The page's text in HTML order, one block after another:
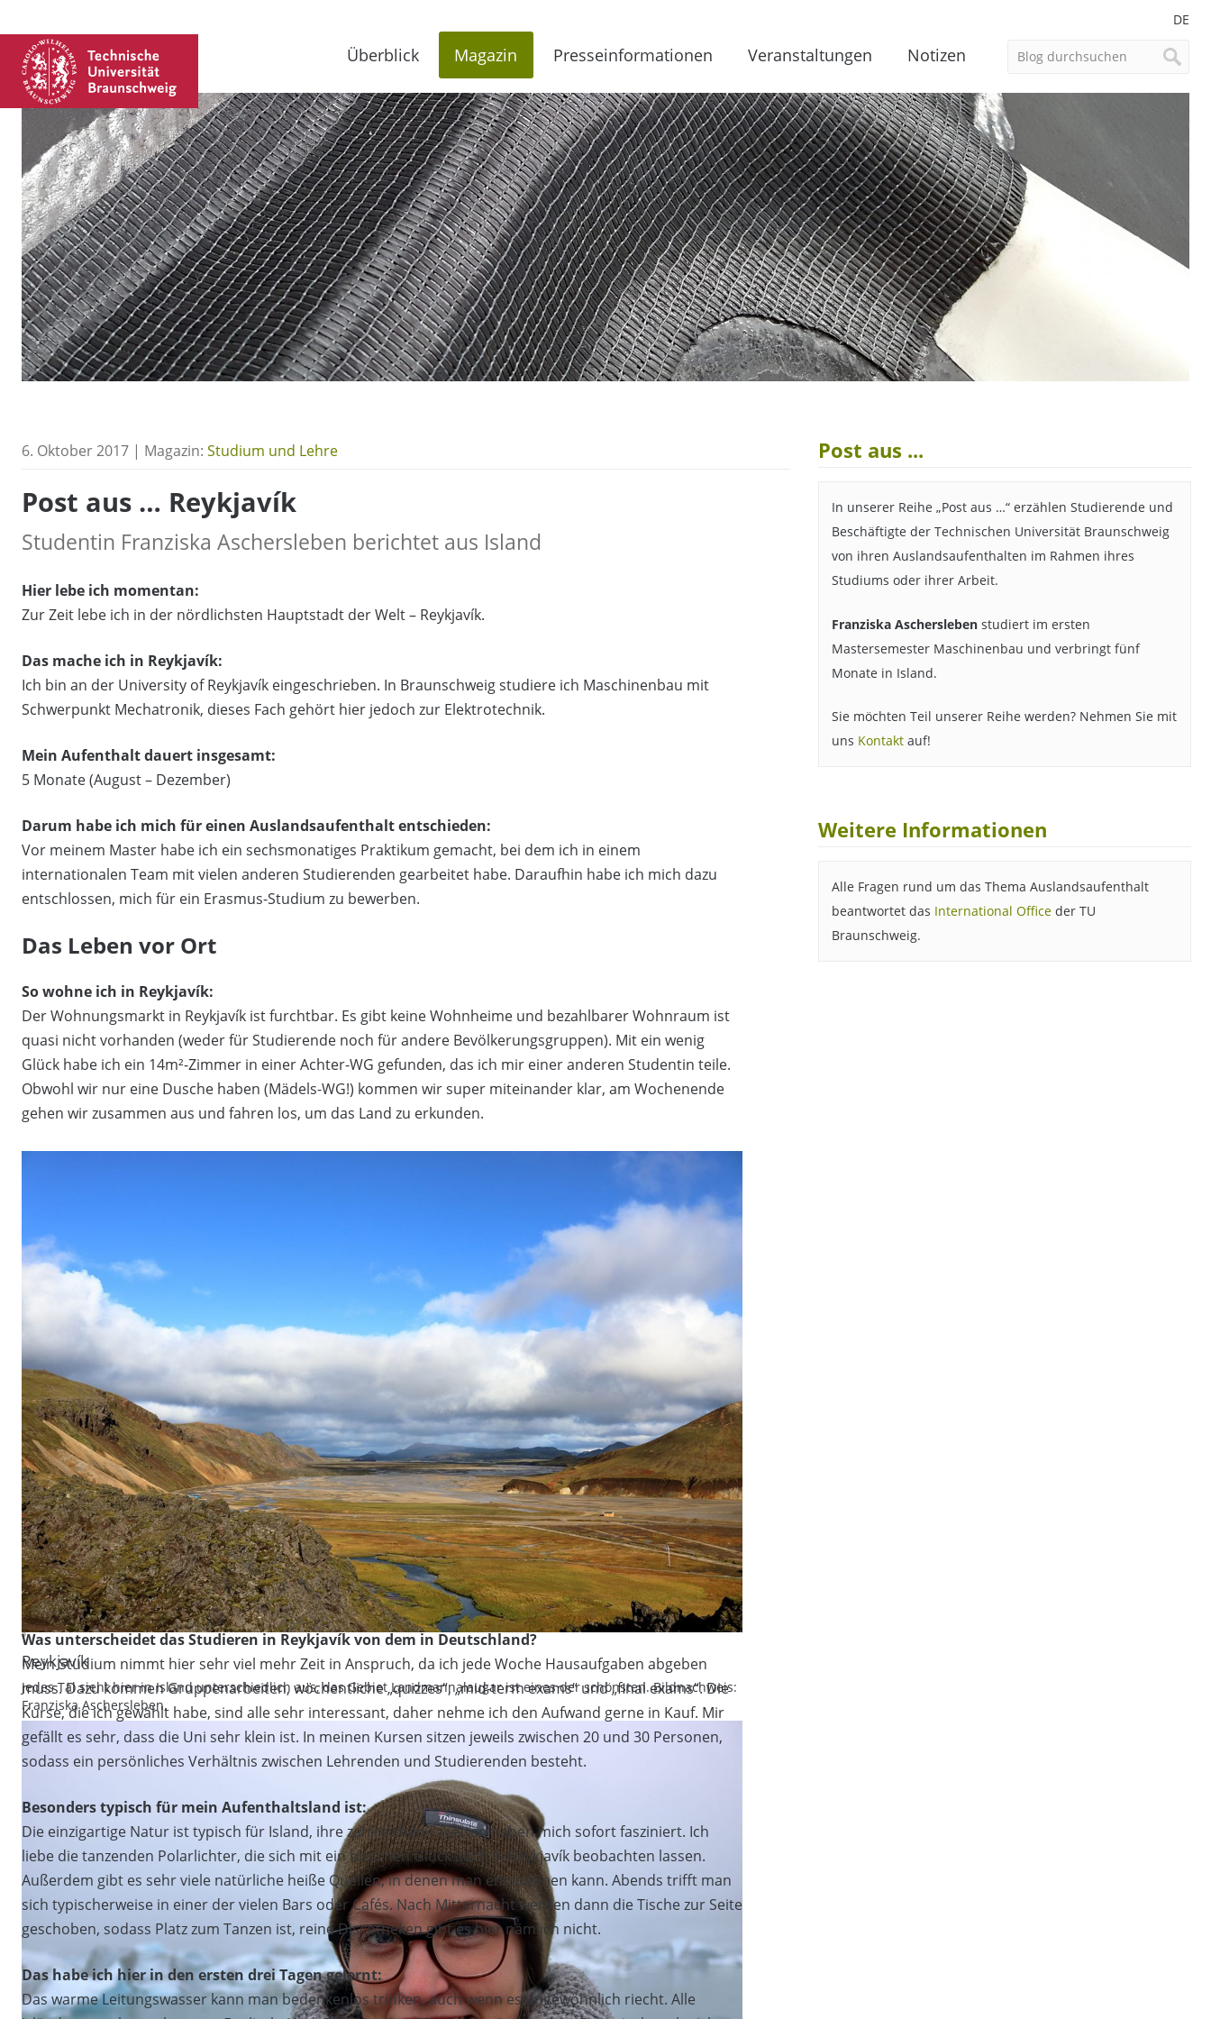
DE
Überblick Magazin Presseinformationen Veranstaltungen Notizen
6. Oktober 2017 | Magazin: Studium und Lehre
Post aus … Reykjavík
Studentin Franziska Aschersleben berichtet aus Island
Hier lebe ich momentan:
Zur Zeit lebe ich in der nördlichsten Hauptstadt der Welt – Reykjavík.
Das mache ich in Reykjavík:
Ich bin an der University of Reykjavík eingeschrieben. In Braunschweig studiere ich Maschinenbau mit
Schwerpunkt Mechatronik, dieses Fach gehört hier jedoch zur Elektrotechnik.
Mein Aufenthalt dauert insgesamt:
5 Monate (August – Dezember)
Darum habe ich mich für einen Auslandsaufenthalt entschieden:
Vor meinem Master habe ich ein sechsmonatiges Praktikum gemacht, bei dem ich in einem
internationalen Team mit vielen anderen Studierenden gearbeitet habe. Daraufhin habe ich mich dazu
entschlossen, mich für ein Erasmus-Studium zu bewerben.
Das Leben vor Ort
So wohne ich in Reykjavík:
Der Wohnungsmarkt in Reykjavík ist furchtbar. Es gibt keine Wohnheime und bezahlbarer Wohnraum ist
quasi nicht vorhanden (weder für Studierende noch für andere Bevölkerungsgruppen). Mit ein wenig
Glück habe ich ein 14m²-Zimmer in einer Achter-WG gefunden, das ich mir einer anderen Studentin teile.
Obwohl wir nur eine Dusche haben (Mädels-WG!) kommen wir super miteinander klar, am Wochenende
gehen wir zusammen aus und fahren los, um das Land zu erkunden.
Reykjavík
Jedes Tal sieht hier in Island unterschiedlich aus, das Gebiet Landmannalaugar ist eines der schönsten. Bildnachweis:
Franziska Aschersleben.
Was unterscheidet das Studieren in Reykjavík von dem in Deutschland?
Mein Studium nimmt hier sehr viel mehr Zeit in Anspruch, da ich jede Woche Hausaufgaben abgeben
muss. Dazu kommen Gruppenarbeiten, wöchentliche „quizzes“, „mid-term exams“ und „final exams“. Die
Kurse, die ich gewählt habe, sind alle sehr interessant, daher nehme ich den Aufwand gerne in Kauf. Mir
gefällt es sehr, dass die Uni sehr klein ist. In meinen Kursen sitzen jeweils zwischen 20 und 30 Personen,
sodass ein persönliches Verhältnis zwischen Lehrenden und Studierenden besteht.
Besonders typisch für mein Aufenthaltsland ist:
Die einzigartige Natur ist typisch für Island, ihre zahlreichen Facetten haben mich sofort fasziniert. Ich
liebe die tanzenden Polarlichter, die sich mit ein bisschen Glück auch in Reykjavík beobachten lassen.
Außerdem gibt es sehr viele natürliche heiße Quellen, in denen man entspannen kann. Abends trifft man
sich typischerweise in einer der vielen Bars oder Cafés. Nach Mitternacht werden dann die Tische zur Seite
geschoben, sodass Platz zum Tanzen ist, reine Discotheken gibt es hier nämlich nicht.
Das habe ich hier in den ersten drei Tagen gelernt:
Das warme Leitungswasser kann man bedenkenlos trinken, auch wenn es ungewöhnlich riecht. Alle
Post aus ...
In unserer Reihe „Post aus …“ erzählen Studierende und
Beschäftigte der Technischen Universität Braunschweig
von ihren Auslandsaufenthalten im Rahmen ihres
Studiums oder ihrer Arbeit.
Franziska Ascherslebenstudiert im ersten
Mastersemester Maschinenbau und verbringt fünf
Monate in Island.
Sie möchten Teil unserer Reihe werden? Nehmen Sie mit
uns Kontakt auf!
Weitere Informationen
Alle Fragen rund um das Thema Auslandsaufenthalt
beantwortet das International Office der TU
Braunschweig.